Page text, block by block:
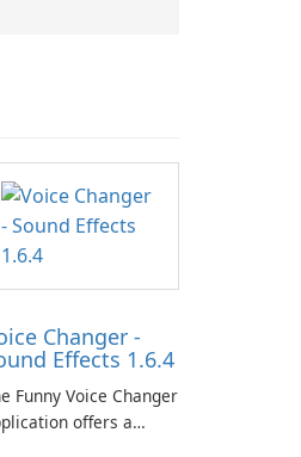
Changer -
Effects 1.6.4
Funny Voice Changer
offers a